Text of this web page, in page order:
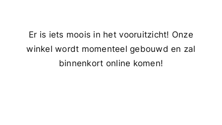
Er is iets moois in het vooruitzicht! Onze
winkel wordt momenteel gebouwd en zal
binnenkort online komen!